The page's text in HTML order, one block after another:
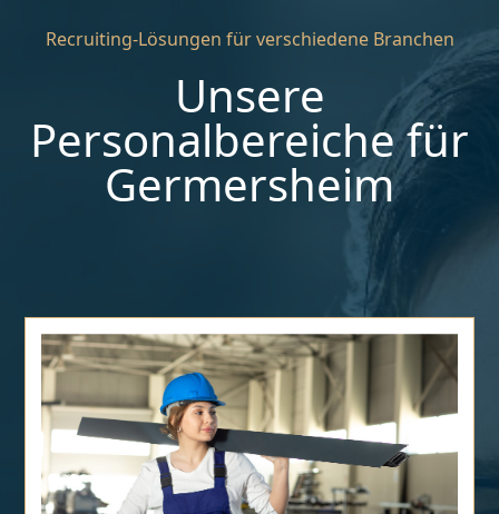
Recruiting-Lösungen für verschiedene Branchen
Unsere
Personalbereiche für
Germersheim